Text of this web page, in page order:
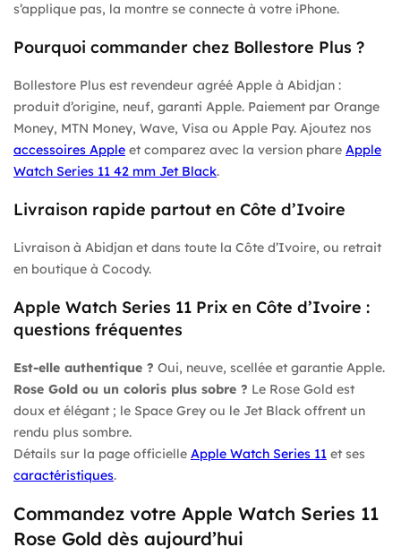
s’applique pas, la montre se connecte à votre iPhone.
Pourquoi commander chez Bollestore Plus ?
Bollestore Plus est revendeur agréé Apple à Abidjan :
produit d’origine, neuf, garanti Apple. Paiement par Orange
Money, MTN Money, Wave, Visa ou Apple Pay. Ajoutez nos
accessoires Apple et comparez avec la version phare Apple
Watch Series 11 42 mm Jet Black.
Livraison rapide partout en Côte d’Ivoire
Livraison à Abidjan et dans toute la Côte d’Ivoire, ou retrait
en boutique à Cocody.
Apple Watch Series 11 Prix en Côte d’Ivoire :
questions fréquentes
Est-elle authentique ? Oui, neuve, scellée et garantie Apple.
Rose Gold ou un coloris plus sobre ? Le Rose Gold est
doux et élégant ; le Space Grey ou le Jet Black offrent un
rendu plus sombre.
Détails sur la page officielle Apple Watch Series 11 et ses
caractéristiques.
Commandez votre Apple Watch Series 11
Rose Gold dès aujourd’hui